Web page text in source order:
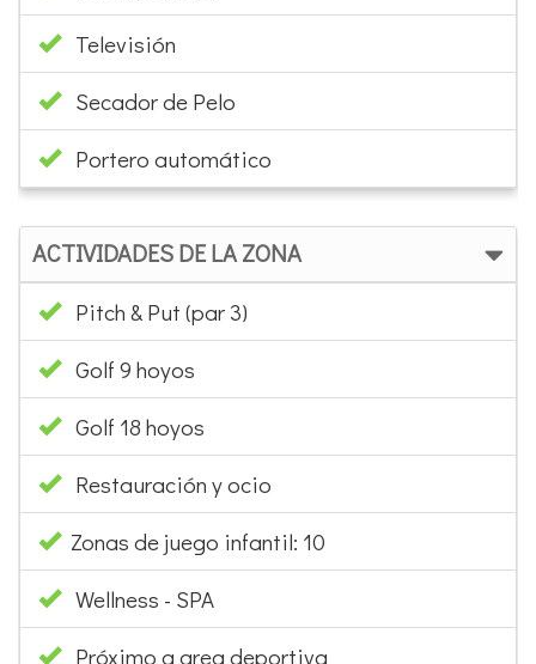
Televisión
Secador de Pelo
Portero automático
ACTIVIDADES DE LA ZONA
Pitch & Put (par 3)
Golf 9 hoyos
Golf 18 hoyos
Restauración y ocio
Zonas de juego infantil: 10
Wellness - SPA
Próximo a area deportiva